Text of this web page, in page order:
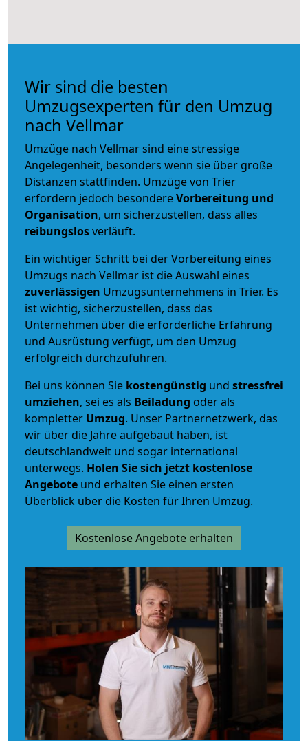
Wir sind die besten
Umzugsexperten für den Umzug
nach Vellmar
Umzüge nach Vellmar sind eine stressige
Angelegenheit, besonders wenn sie über große
Distanzen stattfinden. Umzüge von Trier
erfordern jedoch besondereVorbereitung und
Organisation, um sicherzustellen, dass alles
reibungslosverläuft.
Ein wichtiger Schritt bei der Vorbereitung eines
Umzugs nach Vellmar ist die Auswahl eines
zuverlässigen Umzugsunternehmens in Trier. Es
ist wichtig, sicherzustellen, dass das
Unternehmen über die erforderliche Erfahrung
und Ausrüstung verfügt, um den Umzug
erfolgreich durchzuführen.
Bei uns können Sie kostengünstig und stressfrei
umziehen, sei es als Beiladung oder als
kompletter Umzug. Unser Partnernetzwerk, das
wir über die Jahre aufgebaut haben, ist
deutschlandweit und sogar international
unterwegs. Holen Sie sich jetzt kostenlose
Angebote und erhalten Sie einen ersten
Überblick über die Kosten für Ihren Umzug.
Kostenlose Angebote erhalten